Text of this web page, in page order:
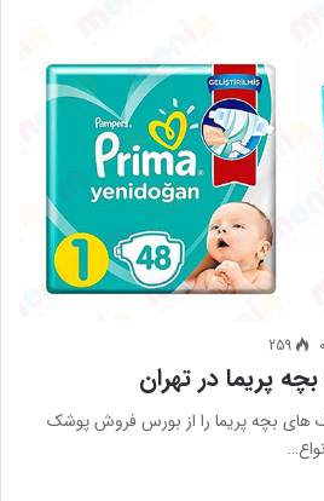
0
259
پریما در تهران
های بچه پریما را از بورس فروش پوشک